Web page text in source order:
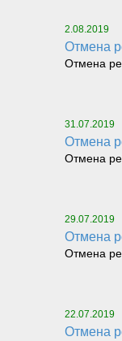
2.08.2019
Отмена
Отмена
31.07.2019
Отмена
Отмена
29.07.2019
Отмена
Отмена
22.07.2019
Отмена